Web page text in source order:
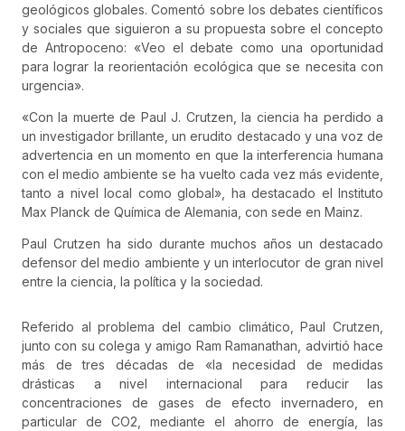
geológicos globales. Comentó sobre los debates científicos
y sociales que siguieron a su propuesta sobre el concepto
de Antropoceno: «Veo el debate como una oportunidad
para lograr la reorientación ecológica que se necesita con
urgencia».
«Con la muerte de Paul J. Crutzen, la ciencia ha perdido a
un investigador brillante, un erudito destacado y una voz de
advertencia en un momento en que la interferencia humana
con el medio ambiente se ha vuelto cada vez más evidente,
tanto a nivel local como global», ha destacado el Instituto
Max Planck de Química de Alemania, con sede en Mainz.
Paul Crutzen ha sido durante muchos años un destacado
defensor del medio ambiente y un interlocutor de gran nivel
entre la ciencia, la política y la sociedad.
Referido al problema del cambio climático, Paul Crutzen,
junto con su colega y amigo Ram Ramanathan, advirtió hace
más de tres décadas de «la necesidad de medidas
drásticas a nivel internacional para reducir las
concentraciones de gases de efecto invernadero, en
particular de CO2, mediante el ahorro de energía, las